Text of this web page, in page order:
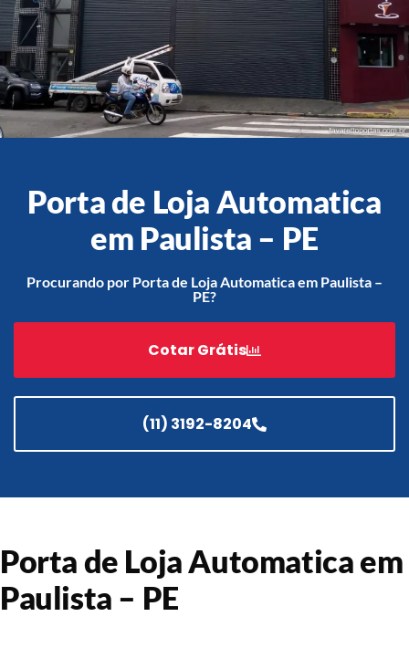
Acessórios Para Portas de
Enrolar
Pintura eletrostática
Portfólio
Contato
Acessórios
Automatização
Portão de Garagem de
Aldeia – RJ
Portão de Garagem de
Enrolar em São João de
Enrolar em Rio das Ostras –
RJ
Porta de Loja Automatica
em Paulista – PE
Procurando por Porta de Loja Automatica em Paulista –
PE?
Cotar Grátis
(11) 3192-8204
Porta de Loja Automatica em
Paulista – PE